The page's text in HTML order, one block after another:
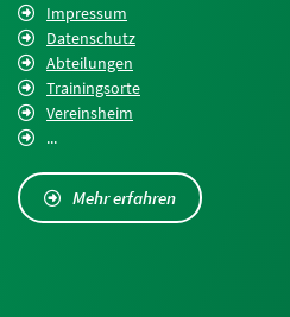
Impressum
Datenschutz
Abteilungen
Trainingsorte
Vereinsheim
...
Mehr erfahren